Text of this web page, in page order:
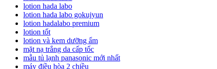
lotion hada labo
lotion hada labo gokujyun
lotion hadalabo premium
lotion tốt
lotion và kem dưỡng ẩm
mặt nạ trắng da cấp tốc
mẫu tủ lạnh panasonic mới nhất
máy điều hòa 2 chiều